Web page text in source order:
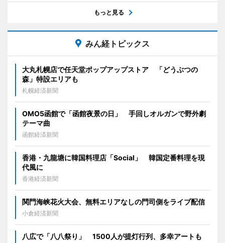
もっと見る
みん経トピックス
大丸札幌店で任天堂ポップアップストア 「どうぶつの
森」特設エリアも
札幌経済新聞
OMO5函館で「函館夜景の日」 手回しオルガンで野外劇
テーマ曲
函館経済新聞
香港・九龍塘に韓国料理店「Social」 韓国定番料理を現
代風に
香港経済新聞
関門海峡花火大会、無料エリアなしの門司側をライブ配信
小倉経済新聞
八広で「八八祭り」 1500人が提灯行列、多幸アートも